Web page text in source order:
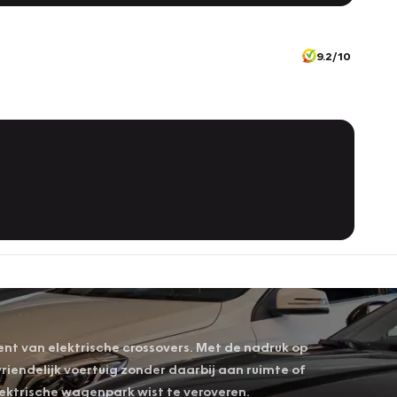
9.2/10
van elektrische crossovers. Met de nadruk op
voertuig zonder daarbij aan ruimte of
wagenpark wist te veroveren.